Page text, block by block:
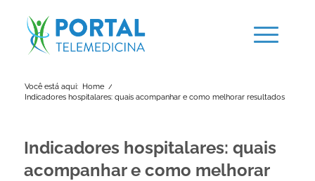
Você está aqui: Home /
Indicadores hospitalares: quais acompanhar e como melhorar resultados
Indicadores hospitalares: quais
acompanhar e como melhorar